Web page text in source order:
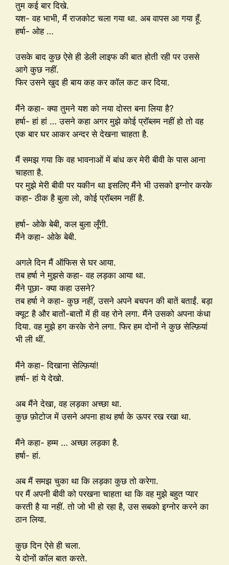
तुम कई बार दिखे.
यश- वह भाभी, मैं राजकोट चला गया था. अब वापस आ गया हूँ.
हर्षा- ओह …
उसके बाद कुछ ऐसे ही डेली लाइफ की बात होती रही पर उससे
आगे कुछ नहीं.
फिर उसने खुद ही बाय कह कर कॉल कट कर दिया.
मैंने कहा- क्या तुमने यश को नया दोस्त बना लिया है?
हर्षा- हां हां … उसने कहा अगर मुझे कोई प्रॉब्लम नहीं हो तो वह
एक बार घर आकर अन्दर से देखना चाहता है.
मैं समझ गया कि वह भावनाओं में बांध कर मेरी बीवी के पास आना
चाहता है.
पर मुझे मेरी बीवी पर यकीन था इसलिए मैंने भी उसको इग्नोर करके
कहा- ठीक है बुला लो, कोई प्रॉब्लम नहीं है.
हर्षा- ओके बेबी, कल बुला लूँगी.
मैंने कहा- ओके बेबी.
अगले दिन मैं ऑफिस से घर आया.
तब हर्षा ने मुझसे कहा- वह लड़का आया था.
मैंने पूछा- क्या कहा उसने?
तब हर्षा ने कहा- कुछ नहीं, उसने अपने बचपन की बातें बताईं. बड़ा
क्यूट है और बातों-बातों में ही वह रोने लगा. मैंने उसको अपना कंधा
दिया. वह मुझे हग करके रोने लगा. फिर हम दोनों ने कुछ सेल्फ़ियां
भी ली थीं.
मैंने कहा- दिखाना सेल्फ़ियां!
हर्षा- हां ये देखो.
अब मैंने देखा, वह लड़का अच्छा था.
कुछ फ़ोटोज में उसने अपना हाथ हर्षा के ऊपर रख रखा था.
मैंने कहा- हम्म … अच्छा लड़का है.
हर्षा- हां.
अब मैं समझ चुका था कि लड़का कुछ तो करेगा.
पर मैं अपनी बीवी को परखना चाहता था कि वह मुझे बहुत प्यार
करती है या नहीं. तो जो भी हो रहा है, उस सबको इग्नोर करने का
ठान लिया.
कुछ दिन ऐसे ही चला.
ये दोनों कॉल बात करते.